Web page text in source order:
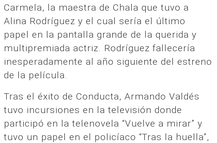
Carmela, la maestra de Chala que tuvo a
Alina Rodríguez y el cual sería el último
papel en la pantalla grande de la querida y
multipremiada actriz. Rodríguez fallecería
inesperadamente al año siguiente del estreno
de la película.
Tras el éxito de Conducta, Armando Valdés
tuvo incursiones en la televisión donde
participó en la telenovela “Vuelve a mirar” y
tuvo un papel en el policíaco “Tras la huella”,